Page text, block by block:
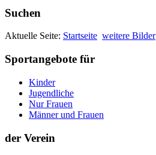
Suchen
Aktuelle Seite: Startseite weitere Bilder
Sportangebote für
Kinder
Jugendliche
Nur Frauen
Männer und Frauen
der Verein